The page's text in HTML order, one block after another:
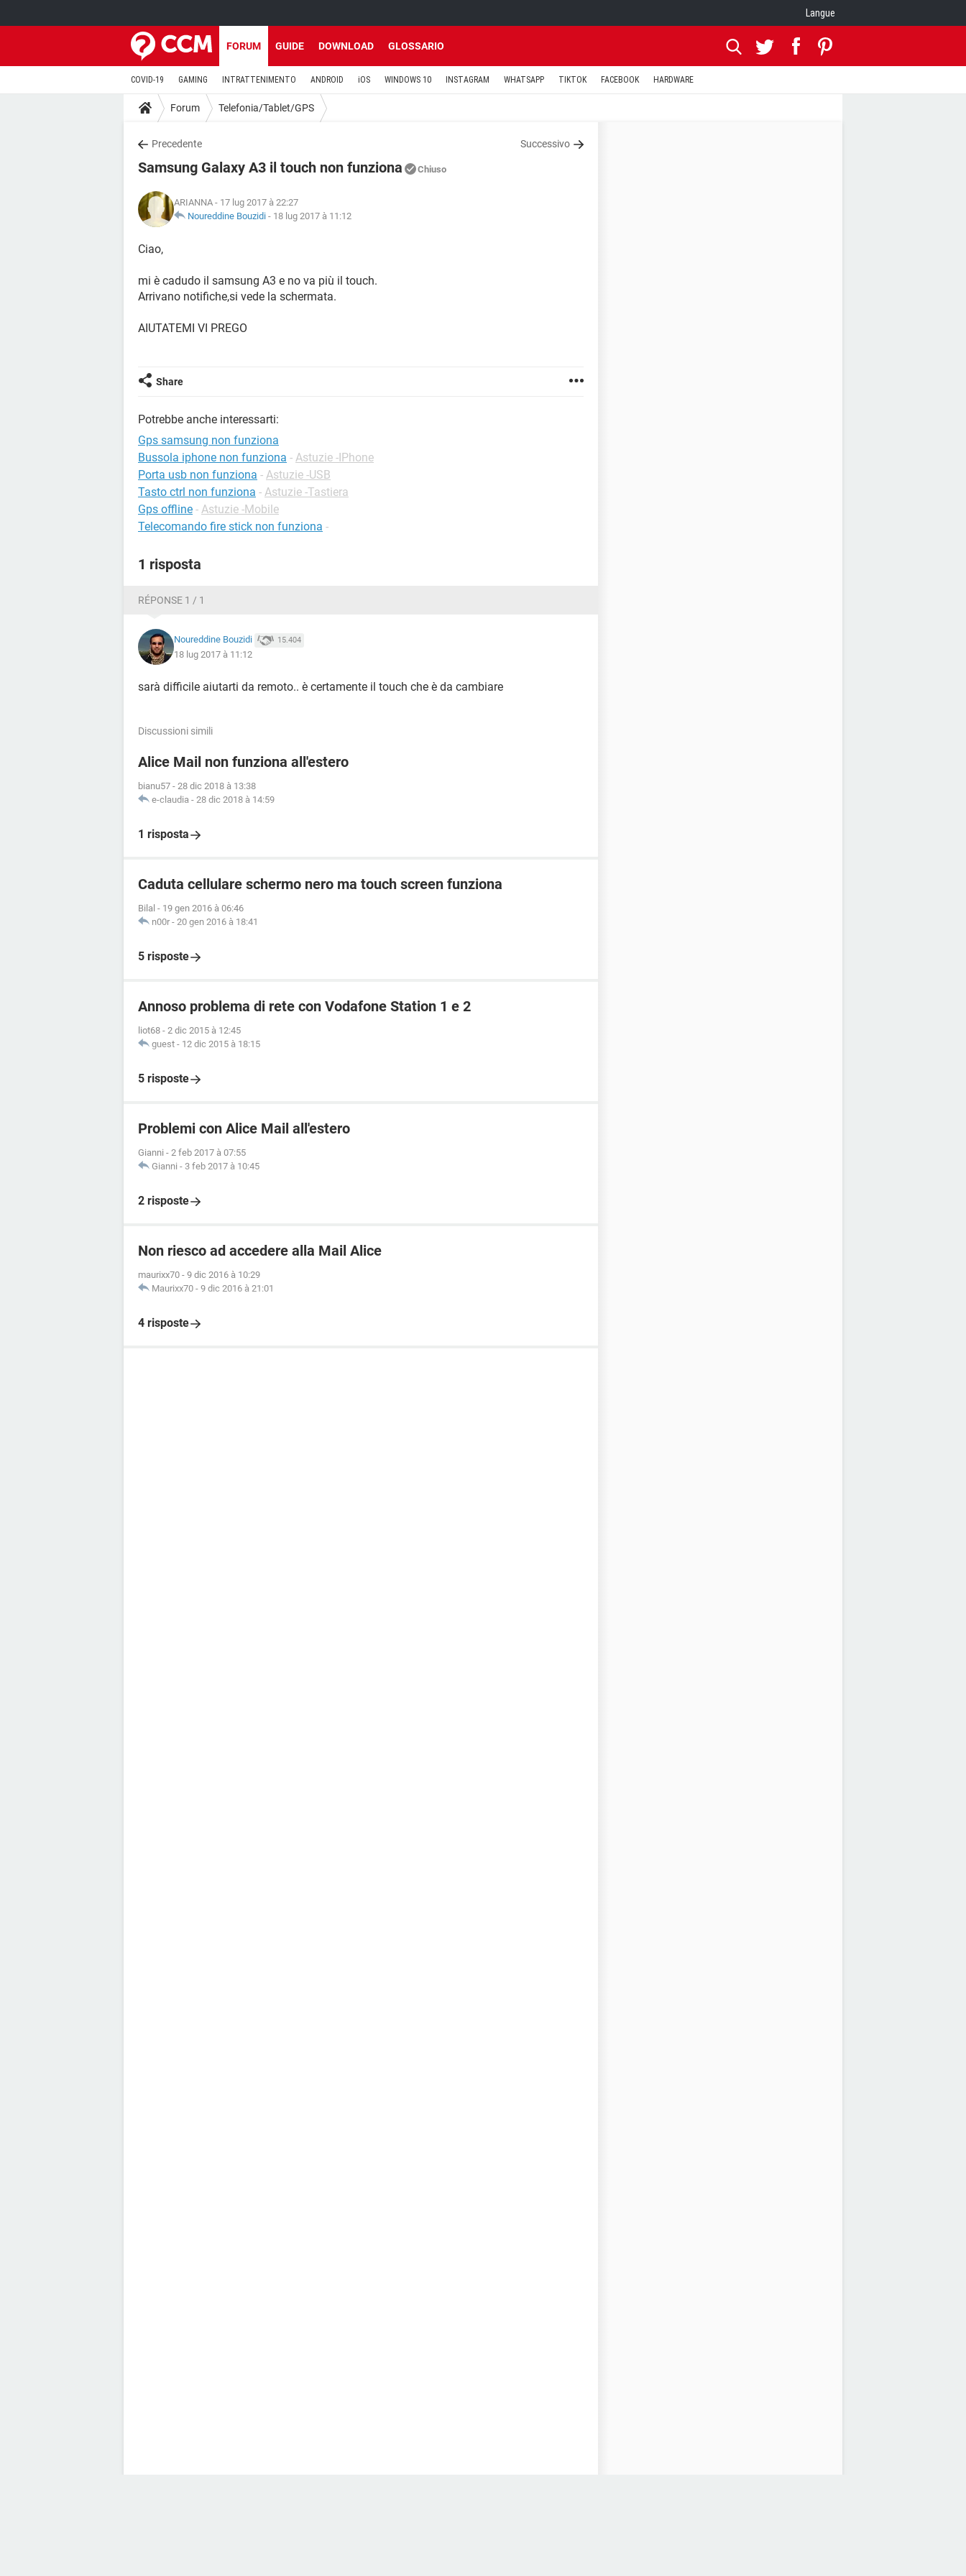
Langue
FORUM GUIDE DOWNLOAD GLOSSARIO
COVID-19 GAMING INTRATTENIMENTO ANDROID iOS WINDOWS 10 INSTAGRAM WHATSAPP TIKTOK FACEBOOK HARDWARE
Forum Telefonia/Tablet/GPS
Precedente Successivo
Samsung Galaxy A3 il touch non funziona Chiuso
ARIANNA - 17 lug 2017 à 22:27
Noureddine Bouzidi - 18 lug 2017 à 11:12
Ciao,
mi è cadudo il samsung A3 e no va più il touch.
Arrivano notifiche,si vede la schermata.
AIUTATEMI VI PREGO
Share
Potrebbe anche interessarti:
Gps samsung non funziona
Bussola iphone non funziona - Astuzie -IPhone
Porta usb non funziona - Astuzie -USB
Tasto ctrl non funziona - Astuzie -Tastiera
Gps offline - Astuzie -Mobile
Telecomando fire stick non funziona -
1 risposta
RÉPONSE 1 / 1
Noureddine Bouzidi 15.404
18 lug 2017 à 11:12
sarà difficile aiutarti da remoto.. è certamente il touch che è da cambiare
Discussioni simili
Alice Mail non funziona all'estero
bianu57 - 28 dic 2018 à 13:38
e-claudia - 28 dic 2018 à 14:59
1 risposta
Caduta cellulare schermo nero ma touch screen funziona
Bilal - 19 gen 2016 à 06:46
n00r - 20 gen 2016 à 18:41
5 risposte
Annoso problema di rete con Vodafone Station 1 e 2
liot68 - 2 dic 2015 à 12:45
guest - 12 dic 2015 à 18:15
5 risposte
Problemi con Alice Mail all'estero
Gianni - 2 feb 2017 à 07:55
Gianni - 3 feb 2017 à 10:45
2 risposte
Non riesco ad accedere alla Mail Alice
maurixx70 - 9 dic 2016 à 10:29
Maurixx70 - 9 dic 2016 à 21:01
4 risposte